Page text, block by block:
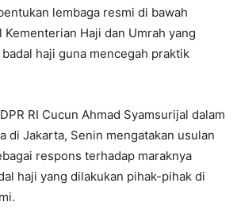
lembaga resmi di bawah
Haji dan Umrah yang
haji guna mencegah praktik
RI Cucun Ahmad Syamsurijal dalam
di Jakarta, Senin mengatakan usulan
respons terhadap maraknya
haji yang dilakukan pihak-pihak di